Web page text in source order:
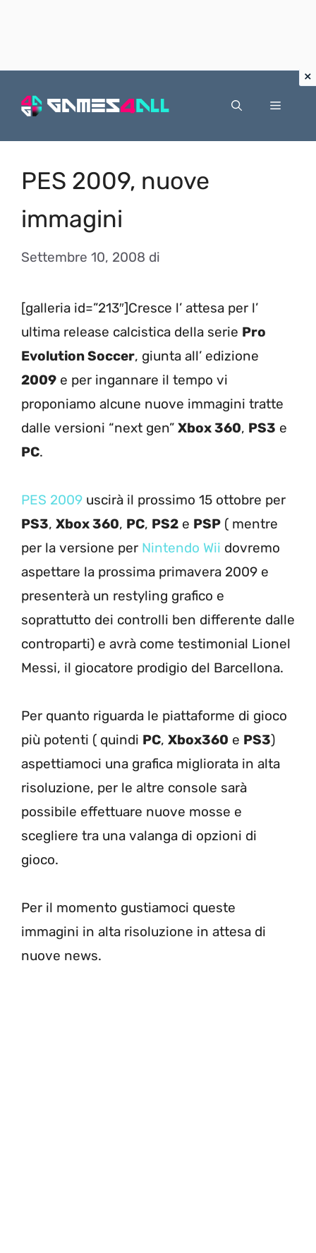
Menu
PES 2009, nuove
immagini
Settembre 10, 2008 di
[galleria id=”213″]Cresce l’ attesa per l’
ultima release calcistica della serie Pro
Evolution Soccer, giunta all’ edizione
2009 e per ingannare il tempo vi
proponiamo alcune nuove immagini tratte
dalle versioni “next gen” Xbox 360, PS3 e
PC.
PES 2009 uscirà il prossimo 15 ottobre per
PS3, Xbox 360, PC, PS2 e PSP ( mentre
per la versione per Nintendo Wii dovremo
aspettare la prossima primavera 2009 e
presenterà un restyling grafico e
soprattutto dei controlli ben differente dalle
controparti) e avrà come testimonial Lionel
Messi, il giocatore prodigio del Barcellona.
Per quanto riguarda le piattaforme di gioco
più potenti ( quindi PC, Xbox360 e PS3)
aspettiamoci una grafica migliorata in alta
risoluzione, per le altre console sarà
possibile effettuare nuove mosse e
scegliere tra una valanga di opzioni di
gioco.
Per il momento gustiamoci queste
immagini in alta risoluzione in attesa di
nuove news.